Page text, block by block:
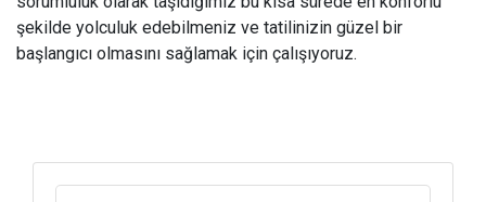
şekilde yolculuk edebilmeniz ve tatilinizin güzel bir
başlangıcı olmasını sağlamak için çalışıyoruz.